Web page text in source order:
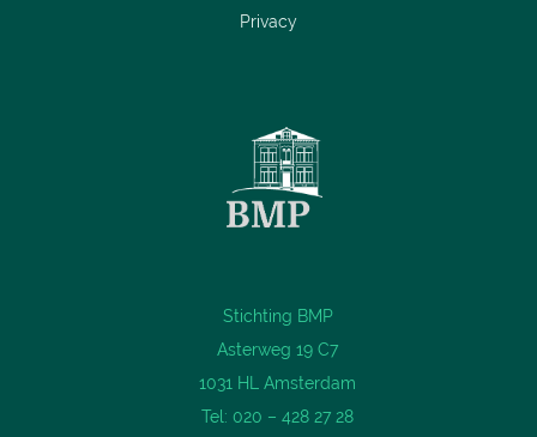
Privacy
Stichting BMP
Asterweg 19 C7
1031 HL Amsterdam
Tel: 020 – 428 27 28